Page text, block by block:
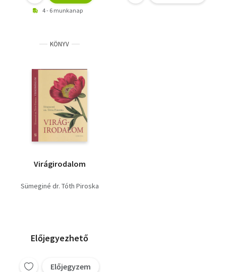
4 - 6 munkanap
KÖNYV
Virágirodalom
Sümeginé dr. Tóth Piroska
Előjegyezhető
Előjegyzem